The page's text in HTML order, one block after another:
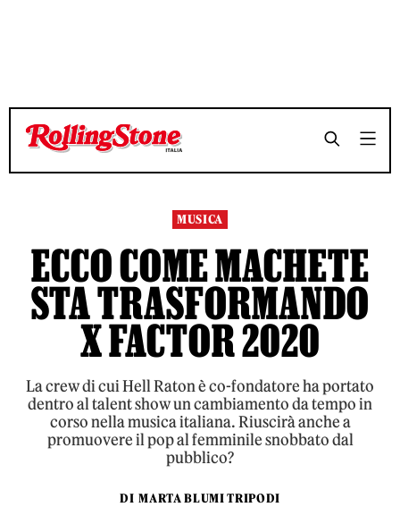
TEMPO DI LETTURA 6 MINUTI
TEMPO DI LETTURA 6 MINUTI
MUSICA
ECCO COME MACHETE
STA TRASFORMANDO
X FACTOR 2020
La crew di cui Hell Raton è co-fondatore ha portato
dentro al talent show un cambiamento da tempo in
corso nella musica italiana. Riuscirà anche a
promuovere il pop al femminile snobbato dal
pubblico?
DI MARTA BLUMI TRIPODI